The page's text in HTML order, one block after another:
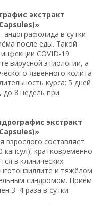
экстракт
андографолида в сутки
после еды. Такой
COVID-19
вирусной этиологии, а
язвенного колита
курса: 5 дней
до 8 недель при
экстракт
взрослого составляет
капсул), кратковременно
в клинических
и тяжёлом
синдромом. Приём
3–4 раза в сутки.